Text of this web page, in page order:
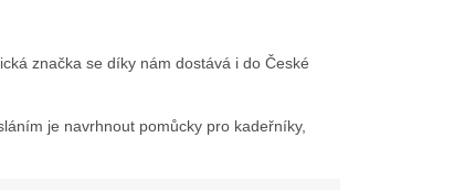
značka se díky nám dostává i do České
je navrhnout pomůcky pro kadeřníky,